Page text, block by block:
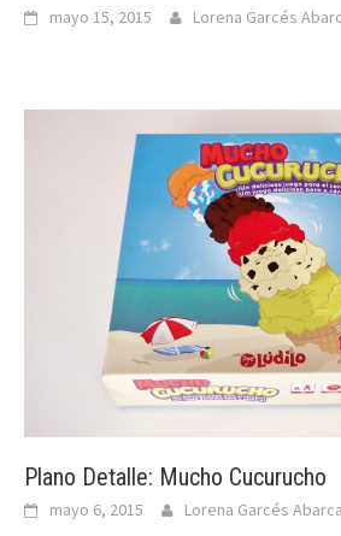
mayo 15, 2015 Lorena Garcés
Plano Detalle: Mucho Cucurucho
mayo 6, 2015 Lorena Garcés Abarca